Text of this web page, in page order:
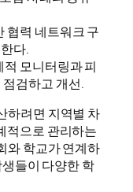
협력 네트워크 구
다.
모니터링과 피
검하고 개선.
하려면 지역별 차
적으로 관리하는
와 학교가 연계하
들이 다양한 학